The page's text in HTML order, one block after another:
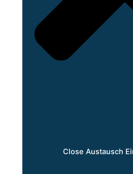
Close Austausch